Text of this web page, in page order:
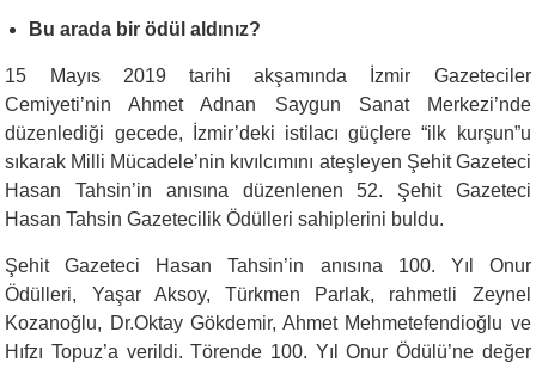
Bu arada bir ödül aldınız?
15 Mayıs 2019 tarihi akşamında İzmir Gazeteciler
Cemiyeti’nin Ahmet Adnan Saygun Sanat Merkezi’nde
düzenlediği gecede, İzmir’deki istilacı güçlere “ilk kurşun”u
sıkarak Milli Mücadele’nin kıvılcımını ateşleyen Şehit Gazeteci
Hasan Tahsin’in anısına düzenlenen 52. Şehit Gazeteci
Hasan Tahsin Gazetecilik Ödülleri sahiplerini buldu.
Şehit Gazeteci Hasan Tahsin’in anısına 100. Yıl Onur
Ödülleri, Yaşar Aksoy, Türkmen Parlak, rahmetli Zeynel
Kozanoğlu, Dr.Oktay Gökdemir, Ahmet Mehmetefendioğlu ve
Hıfzı Topuz’a verildi. Törende 100. Yıl Onur Ödülü’ne değer